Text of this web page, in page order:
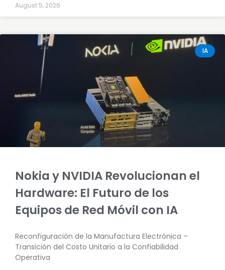
August 5, 2026
IA
Nokia y NVIDIA Revolucionan el
Hardware: El Futuro de los
Equipos de Red Móvil con IA
Reconfiguración de la Manufactura Electrónica –
Transición del Costo Unitario a la Confiabilidad
Operativa